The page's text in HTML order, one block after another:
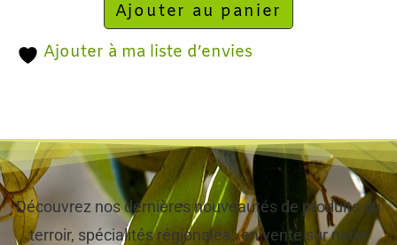
Ajouter au panier
Ajouter à ma liste d’envies
Découvrez nos dernières nouveautés de produits du
terroir, spécialités régionales…en vente sur notre